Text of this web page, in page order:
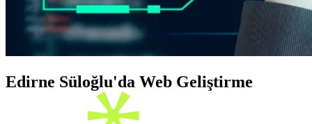
Edirne Süloğlu'da Web Geliştirme